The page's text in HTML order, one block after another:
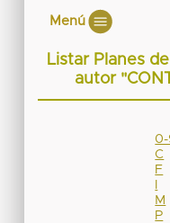
Menú
Listar Planes
autor
0-
C
F
M
P